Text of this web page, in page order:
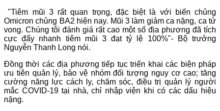
"Tiêm mũi 3 rất quan trọng, đặc biệt là với biến chủng
Omicron chủng BA2 hiện nay. Mũi 3 làm giảm ca nặng, ca tử
vong. Chúng tôi đánh giá rất cao một số địa phương đã tích
cực đẩy nhanh tiêm mũi 3 đạt tỷ lệ 100%"- Bộ trưởng
Nguyễn Thanh Long nói.
Đồng thời các địa phương tiếp tục triển khai các biện pháp
ưu tiên quản lý, bảo vệ nhóm đối tượng nguy cơ cao; tăng
cường năng lực cách ly, chăm sóc, điều trị quản lý người
mắc COVID-19 tại nhà, chỉ nhập viện khi có các dấu hiệu
nặng.